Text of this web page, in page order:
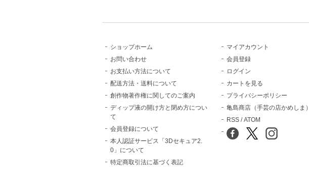
ショップホーム
お問い合わせ
お支払い方法について
配送方法・送料について
創作物著作権に関してのご案内
ディップ液の開け方と閉め方につい
て
会員登録について
本人認証サービス「3Dセキュア2.
0」について
特定商取引法に基づく表記
マイアカウント
会員登録
ログイン
カートを見る
プライバシーポリシー
亀島商店（手芸の店かめしま）
RSS /ATOM